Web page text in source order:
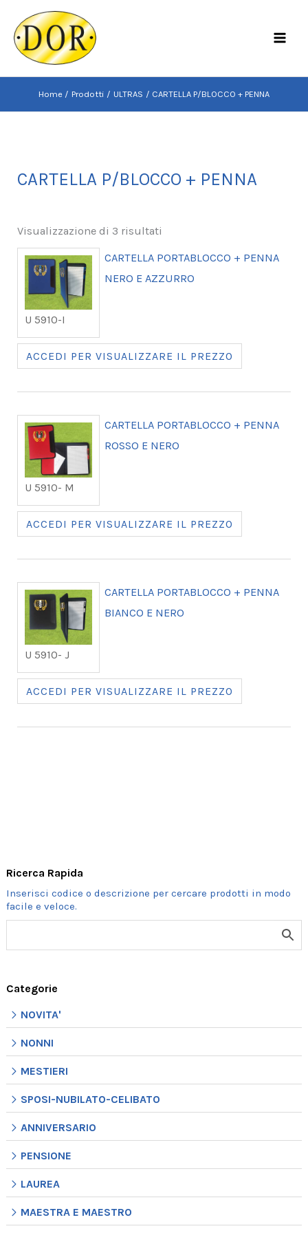
contenuto
Home Prodotti ULTRAS CARTELLA P/BLOCCO + PENNA
Ricerca Rapida
Categorie
NOVITA'
NONNI
MESTIERI
SPOSI-NUBILATO-CELIBATO
ANNIVERSARIO
PENSIONE
LAUREA
MAESTRA E MAESTRO
CARTELLA P/BLOCCO + PENNA
Visualizzazione di 3 risultati
U 5910-I
CARTELLA PORTABLOCCO + PENNA
NERO E AZZURRO
ACCEDI PER VISUALIZZARE IL PREZZO
U 5910- M
CARTELLA PORTABLOCCO + PENNA
ROSSO E NERO
ACCEDI PER VISUALIZZARE IL PREZZO
U 5910- J
CARTELLA PORTABLOCCO + PENNA
BIANCO E NERO
ACCEDI PER VISUALIZZARE IL PREZZO